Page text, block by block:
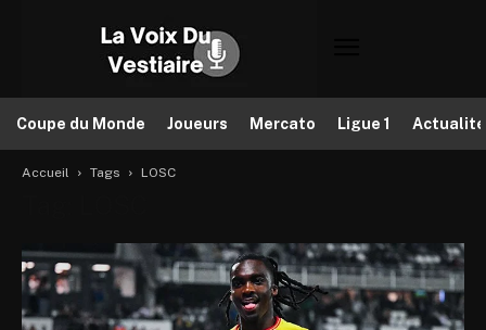
Coupe du Monde Joueurs Mercato Ligue 1
Accueil Tags LOSC